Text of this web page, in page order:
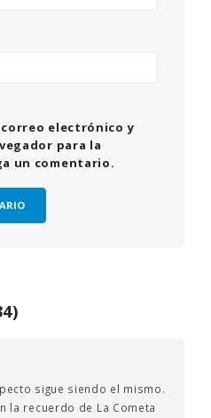
electrónico y
para la
un comentario.
sigue siendo el mismo.
la recuerdo de La Cometa